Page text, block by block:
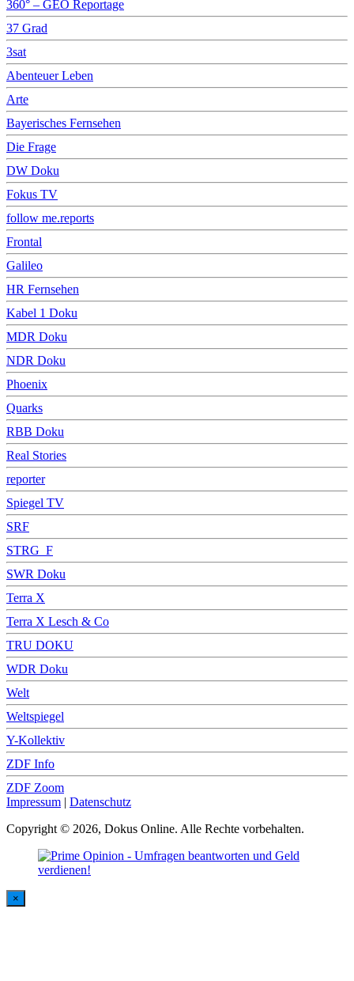
360° – GEO Reportage
37 Grad
3sat
Abenteuer Leben
Arte
Bayerisches Fernsehen
Die Frage
DW Doku
Fokus TV
follow me.reports
Frontal
Galileo
HR Fernsehen
Kabel 1 Doku
MDR Doku
NDR Doku
Phoenix
Quarks
RBB Doku
Real Stories
reporter
Spiegel TV
SRF
STRG_F
SWR Doku
Terra X
Terra X Lesch & Co
TRU DOKU
WDR Doku
Welt
Weltspiegel
Y-Kollektiv
ZDF Info
ZDF Zoom
Impressum | Datenschutz
Copyright © 2026, Dokus Online. Alle Rechte vorbehalten.
×